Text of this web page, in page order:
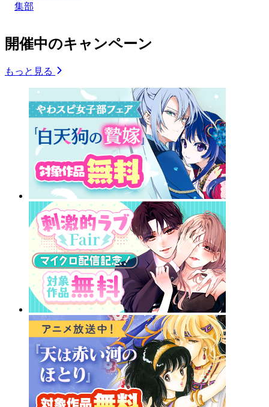
集部
開催中のキャンペーン
もっと見る